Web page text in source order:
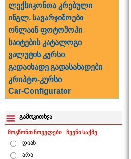
ლექსიკონთა კრებული
ინგლ. სავარჯიშოები
ონლაინ ფოტოშოპი
საიტების კატალოგი
ვალუტის კურსი
გადაიხადე გადასახადები
კრიპტო-კურსი
Car-Configurator
გამოკითხვა
მოგწონთ ნოველები - ჩვენი საქმე
დიახ
არა